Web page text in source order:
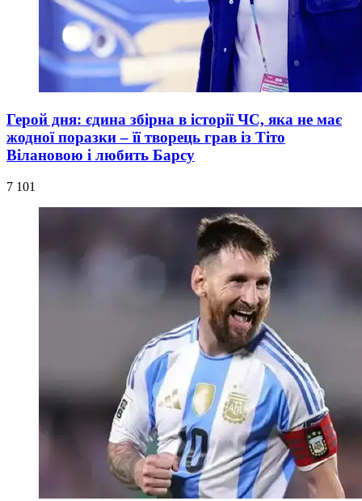
Герой дня: єдина збірна в історії ЧС, яка не має
жодної поразки – її творець грав із Тіто
Вілановою і любить Барсу
7 101